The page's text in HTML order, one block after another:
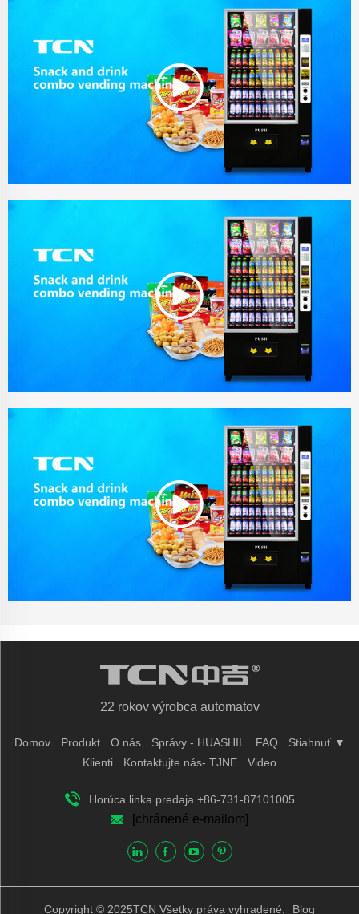
22 rokov výrobca automatov
Domov Produkt O nás Správy - HUASHIL FAQ
Stiahnuť ▼
Klienti
Kontaktujte nás- TJNE Video
Horúca linka predaja +86-731-87101005
[chránené e-mailom]
Copyright © 2025TCN Všetky práva vyhradené. Blog